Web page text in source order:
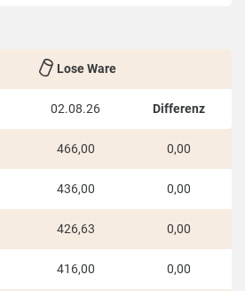
für
Arlsdorfübersichtlich in
einen Blick sehen Sie die
für einzelne Abnehmer,
interessant. Für
die Staffelpreise in der
Lose Ware
02.08.26 Differenz
466,00 0,00
436,00 0,00
426,63 0,00
416,00 0,00